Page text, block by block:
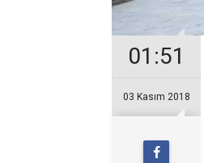
01:51
03 Kasım 2018